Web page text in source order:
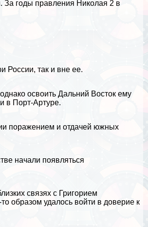
За годы правления Николая 2 в
России, так и вне ее.
освоить Дальний Восток ему
в Порт-Артуре.
поражением и отдачей южных
начали появляться
связях с Григорием
образом удалось войти в доверие к